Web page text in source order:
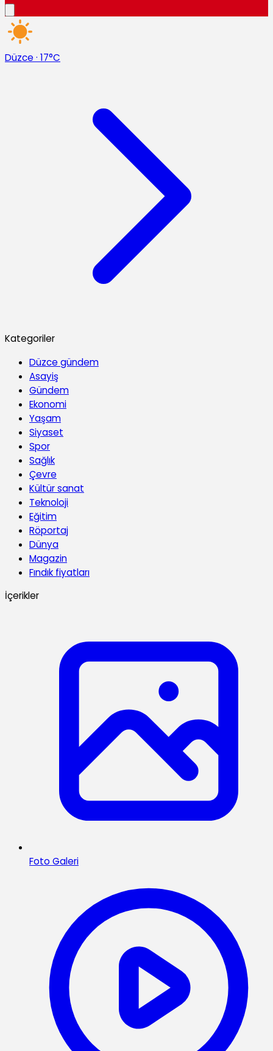
Düzce · 17°C
Kategoriler
Düzce gündem
Asayiş
Gündem
Ekonomi
Yaşam
Siyaset
Spor
Sağlık
Çevre
Kültür sanat
Teknoloji
Eğitim
Röportaj
Dünya
Magazin
Fındık fiyatları
İçerikler
Foto Galeri